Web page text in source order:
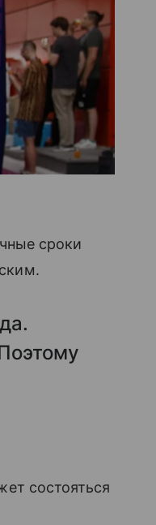
сроки
состояться